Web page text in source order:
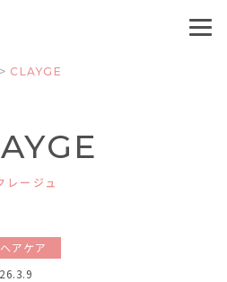
> CLAYGE
レージュ
ヘアケア